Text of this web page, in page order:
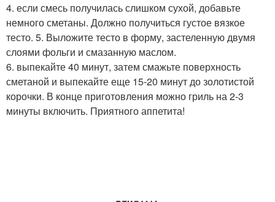
4. если смесь получилась слишком сухой, добавьте
немного сметаны. Должно получиться густое вязкое
тесто. 5. Выложите тесто в форму, застеленную двумя
слоями фольги и смазанную маслом.
6. выпекайте 40 минут, затем смажьте поверхность
сметаной и выпекайте еще 15-20 минут до золотистой
корочки. В конце приготовления можно гриль на 2-3
минуты включить. Приятного аппетита!